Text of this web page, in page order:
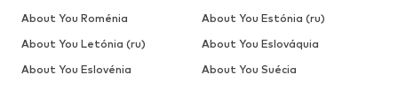
About You Roménia
About You Estónia (ru)
About You Letónia (ru)
About You Eslováquia
About You Eslovénia
About You Suécia